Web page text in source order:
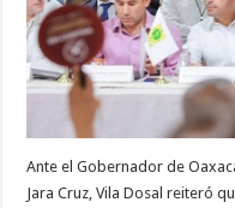
Ante el Gobernador de
Jara Cruz, Vila Dosal reiteró